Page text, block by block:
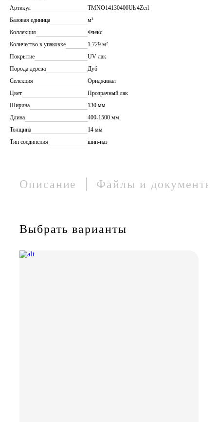
Артикул
TMNO14130400Uls4Zerl
Базовая единица
м²
Коллекция
Флекс
Количество в упаковке
1.729 м²
Покрытие
UV лак
Порода дерева
Дуб
Селекция
Ориджинал
Цвет
Прозрачный лак
Ширина
130 мм
Длина
400-1500 мм
Толщина
14 мм
Тип соединения
шип-паз
Описание Файлы и документы
Выбрать варианты